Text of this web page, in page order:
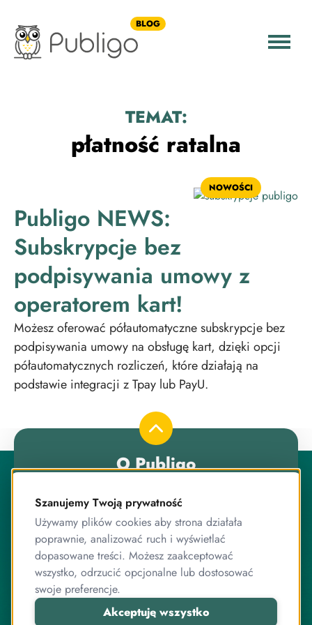
BLOG
TEMAT:
płatność ratalna
NOWOŚCI
Publigo NEWS:
Subskrypcje bez
podpisywania umowy z
operatorem kart!
Możesz oferować półautomatyczne subskrypcje bez
podpisywania umowy na obsługę kart, dzięki opcji
półautomatycznych rozliczeń, które działają na
podstawie integracji z Tpay lub PayU.
O Publigo
zespół przyjaciół, którzy jednocześnie są ekspertami od
programowania.
Pracujemy razem od lat, zarówno przy systemie
sprzedaży kursów, jak i wielu innych projektach
związanych z internetem, IT, elektroniką czy sprzedażą
online.
Szanujemy Twoją prywatność
Używamy plików cookies aby strona działała
poprawnie, analizować ruch i wyświetlać
dopasowane treści. Możesz zaakceptować
wszystko, odrzucić opcjonalne lub dostosować
swoje preferencje.
Akceptuję wszystko